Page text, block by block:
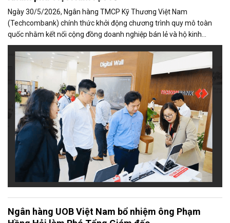
Ngày 30/5/2026, Ngân hàng TMCP Kỹ Thương Việt Nam
(Techcombank) chính thức khởi động chương trình quy mô toàn
quốc nhằm kết nối cộng đồng doanh nghiệp bán lẻ và hộ kinh
doanh trong các lĩnh vực du lịch, ẩm thực, lưu trú và giải trí với hơn
25 triệu khách hàng trong hệ sinh thái số của Techcombank.
Chương trình được khởi động tại Quảng Ninh, Đà Nẵng, Nha Trang
và sẽ tiếp tục mở rộng đến các địa bàn trọng điểm du lịch trên toàn
quốc trong thời gian tới.
Ngân hàng UOB Việt Nam bổ nhiệm ông Phạm